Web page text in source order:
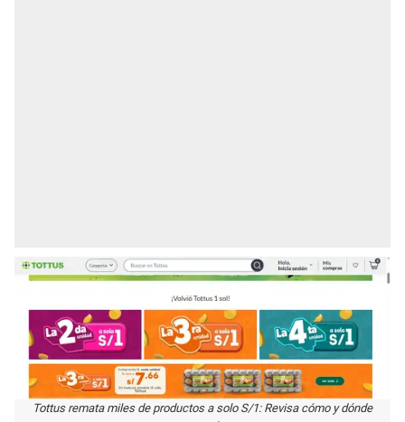
Tottus remata miles de productos a solo S/1: Revisa cómo y dónde